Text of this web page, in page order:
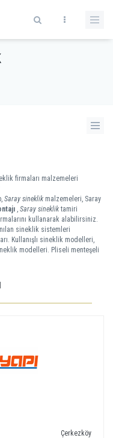
firmaları malzemeleri
Saray sineklik malzemeleri, Saray
, Saray sineklik tamiri
kullanarak alabilirsiniz.
sineklik sistemleri
Kullanışlı sineklik modelleri,
modelleri. Pliseli menteşeli
Çerkezköy